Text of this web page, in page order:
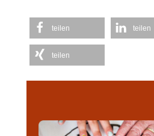
teilen teilen
teilen